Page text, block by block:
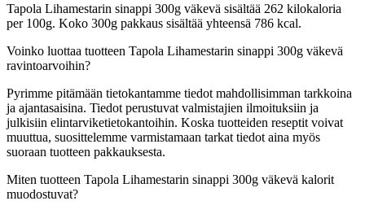
Tapola Lihamestarin sinappi 300g väkevä sisältää 262 kilokaloria
per 100g. Koko 300g pakkaus sisältää yhteensä 786 kcal.
Voinko luottaa tuotteen Tapola Lihamestarin sinappi 300g väkevä
ravintoarvoihin?
Pyrimme pitämään tietokantamme tiedot mahdollisimman tarkkoina
ja ajantasaisina. Tiedot perustuvat valmistajien ilmoituksiin ja
julkisiin elintarviketietokantoihin. Koska tuotteiden reseptit voivat
muuttua, suosittelemme varmistamaan tarkat tiedot aina myös
suoraan tuotteen pakkauksesta.
Miten tuotteen Tapola Lihamestarin sinappi 300g väkevä kalorit
muodostuvat?